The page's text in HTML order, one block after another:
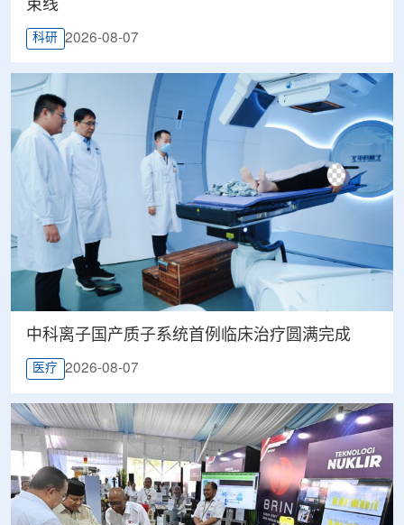
束线
科研 2026-08-07
中科离子国产质子系统首例临床治疗圆满完成
医疗 2026-08-07